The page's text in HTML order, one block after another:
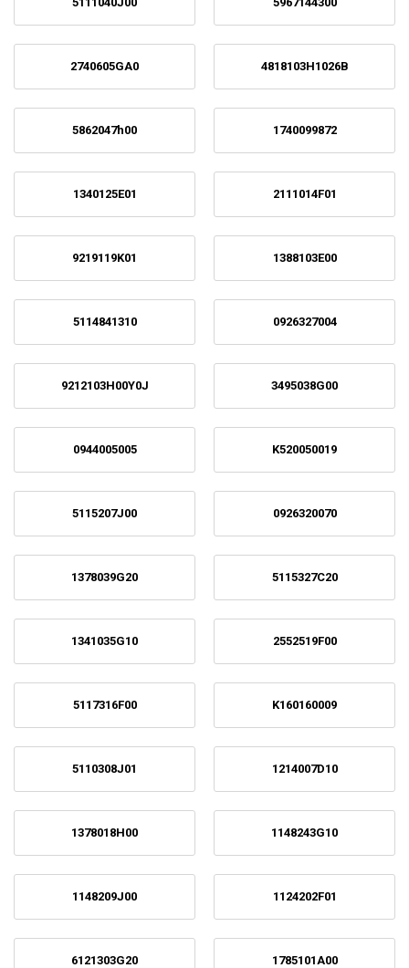
2740605GA0 4818103H1026B
5862047h00 1740099872
1340125E01 2111014F01
9219119K01 1388103E00
5114841310 0926327004
9212103H00Y0J 3495038G00
0944005005 K520050019
5115207J00 0926320070
1378039G20 5115327C20
1341035G10 2552519F00
5117316F00 K160160009
5110308J01 1214007D10
1378018H00 1148243G10
1148209J00 1124202F01
6121303G20 1785101A00